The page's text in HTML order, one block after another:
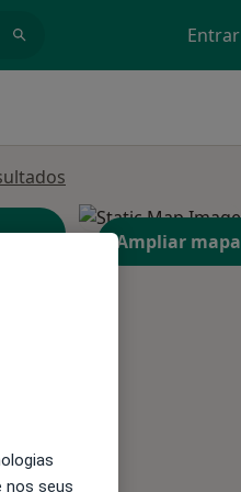
Entrar
Ampliar mapa
nos seus